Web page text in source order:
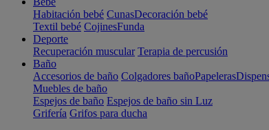
Habitación bebé CunasDecoración bebé
Textil bebé CojinesFunda
Deporte
Recuperación muscular Terapia de percusión
Baño
Accesorios de baño Colgadores bañoPapeleras
Muebles de baño
Espejos de baño Espejos de baño sin Luz
Grifería Grifos para ducha